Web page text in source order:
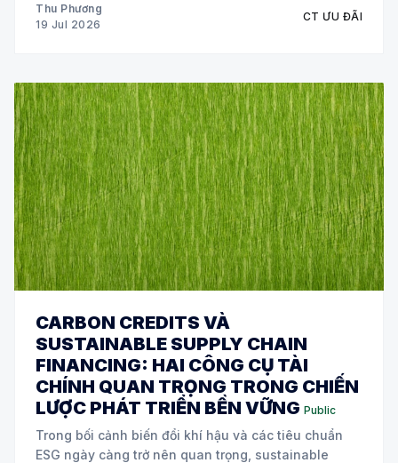
Thu Phương
19 Jul 2026
CT ƯU ĐÃI
CARBON CREDITS VÀ
SUSTAINABLE SUPPLY CHAIN
FINANCING: HAI CÔNG CỤ TÀI
CHÍNH QUAN TRỌNG TRONG CHIẾN
LƯỢC PHÁT TRIỂN BỀN VỮNG Public
Trong bối cảnh biến đổi khí hậu và các tiêu chuẩn
ESG ngày càng trở nên quan trọng, sustainable